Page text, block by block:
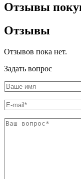
Отзывы
Отзывы
Отзывов пока нет.
Задать вопрос